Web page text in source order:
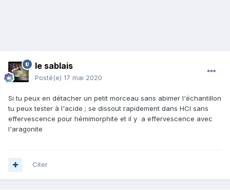
le sablais
Posté(e) 17 mai 2020
Si tu peux en détacher un petit morceau sans abimer l'échantillon
tu peux tester à l'acide ; se dissout rapidement dans HCl sans
effervescence pour hémimorphite et il y a effervescence avec
l'aragonite
Citer